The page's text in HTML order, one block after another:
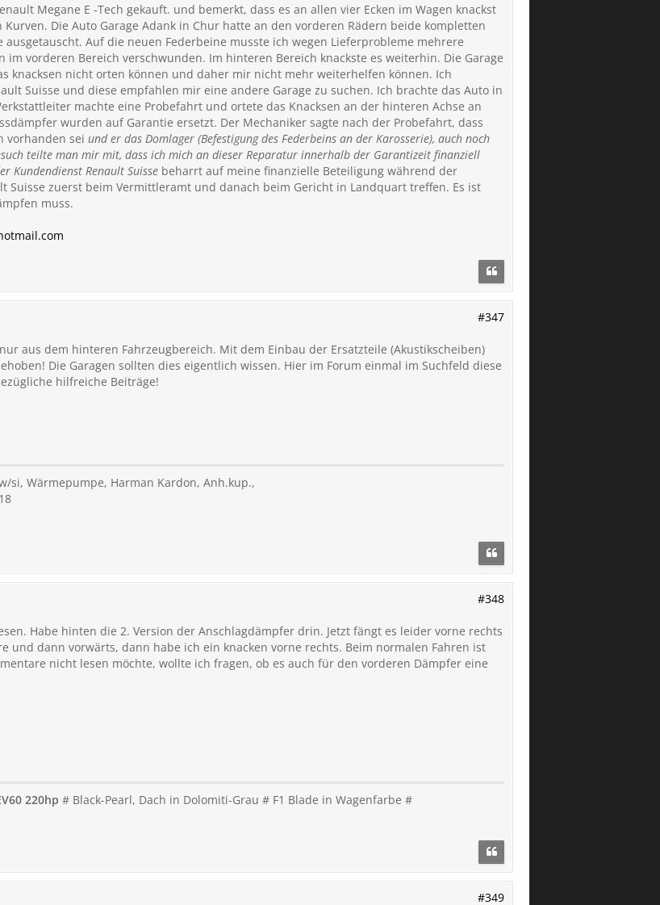
Megane E -Tech gekauft. und bemerkt, dass es an allen vier Ecken im Wagen knackst
Die Auto Garage Adank in Chur hatte an den vorderen Rädern beide kompletten
ausgetauscht. Auf die neuen Federbeine musste ich wegen Lieferprobleme mehrere
im vorderen Bereich verschwunden. Im hinteren Bereich knackste es weiterhin. Die Garage
knacksen nicht orten können und daher mir nicht mehr weiterhelfen können. Ich
Suisse und diese empfahlen mir eine andere Garage zu suchen. Ich brachte das Auto in
machte eine Probefahrt und ortete das Knacksen an der hinteren Achse an
wurden auf Garantie ersetzt. Der Mechaniker sagte nach der Probefahrt, dass
vorhanden sei und er das Domlager (Befestigung des Federbeins an der Karosserie), auch noch
teilte man mir mit, dass ich mich an dieser Reparatur innerhalb der Garantizeit finanziell
Kundendienst Renault Suisse beharrt auf meine finanzielle Beteiligung während der
Suisse zuerst beim Vermittleramt und danach beim Gericht in Landquart treffen. Es ist
muss.
#347
aus dem hinteren Fahrzeugbereich. Mit dem Einbau der Ersatzteile (Akustikscheiben)
Die Garagen sollten dies eigentlich wissen. Hier im Forum einmal im Suchfeld diese
hilfreiche Beiträge!
si, Wärmepumpe, Harman Kardon, Anh.kup.,
#348
Habe hinten die 2. Version der Anschlagdämpfer drin. Jetzt fängt es leider vorne rechts
und dann vorwärts, dann habe ich ein knacken vorne rechts. Beim normalen Fahren ist
nicht lesen möchte, wollte ich fragen, ob es auch für den vorderen Dämpfer eine
220hp # Black-Pearl, Dach in Dolomiti-Grau # F1 Blade in Wagenfarbe #
#349